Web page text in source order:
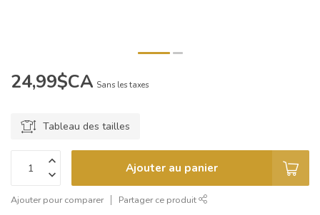
24,99$CA Sans les taxes
Tableau des tailles
Ajouter au panier
Ajouter pour comparer Partager ce produit